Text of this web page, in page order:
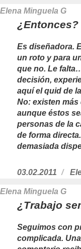
Elena Minguela G
¿Entonces?
Es diseñadora.
un roto y para
que no. Le
decisión,
aquí el quid de
No: existen
aunque éstos
personas de la
de forma
demasiada
Publicado
03.02.2011
Elena Minguela G
¿Trabajo
Seguimos con
complicada.